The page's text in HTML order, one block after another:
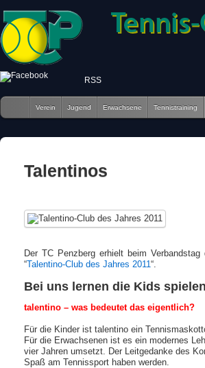
RSS
Verein Jugend Erwachsene Tennistraining
Talentinos
Der TC Penzberg erhielt beim
“Talentino-Club des Jahres 2011“.
Bei uns lernen die Kids
talentino – was bedeutet das eigentlich?
Für die Kinder ist talentino ein
Für die Erwachsenen ist es ein modernes
vier Jahren umsetzt. Der Leitgedanke des
Spaß am Tennissport haben werden.